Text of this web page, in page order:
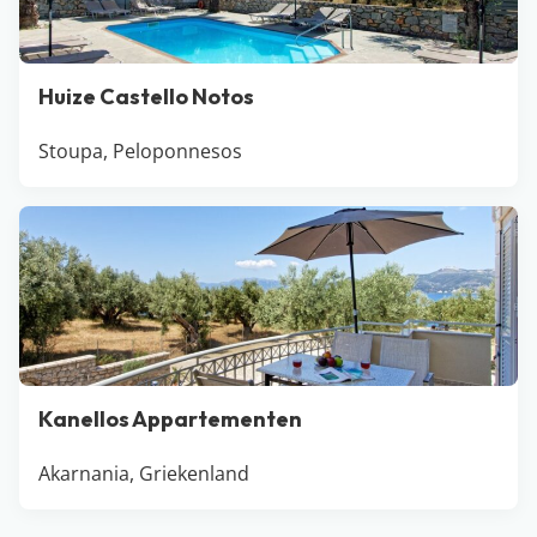
Huize Castello Notos
Stoupa, Peloponnesos
Kanellos Appartementen
Akarnania, Griekenland